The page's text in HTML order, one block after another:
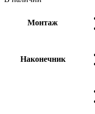
Монтаж
Наконечник